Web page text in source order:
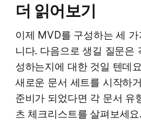
더 읽어보기
이제 MVD를 구성하는 세
니다. 다음으로 생길 질문은
성하는지에 대한 것일 텐데
새로운 문서 세트를 시작하
준비가 되었다면 각 문서 유
츠 체크리스트를 살펴보세요.